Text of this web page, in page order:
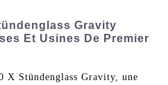
Gravity
Et Usines De Premier
X Stündenglass Gravity, une